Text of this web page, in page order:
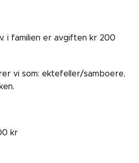
i familien er avgiften kr 200
vi som: ektefeller/samboere,
kr